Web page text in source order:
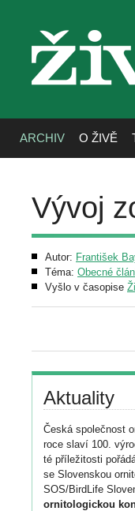
živa
ARCHIV O ŽIVĚ
Vývoj
Autor: František
Téma: Obecné
Vyšlo v časopise
Aktuality
Česká společnost
roce slaví 100.
té příležitosti
se Slovenskou
SOS/BirdLife
ornitologickou